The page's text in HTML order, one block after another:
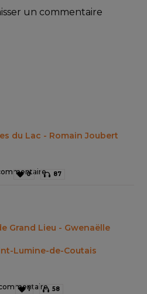
un commentaire
du Lac - Romain Joubert
0 87
Grand Lieu - Gwenaëlle
Lumine-de-Coutais
1 58